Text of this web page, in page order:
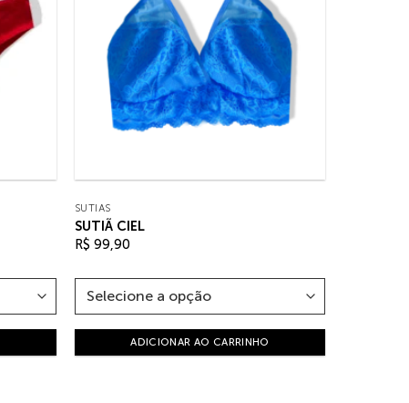
SUTIÃS
SUTIÃ CIEL
R$ 99,90
ADICIONAR AO CARRINHO